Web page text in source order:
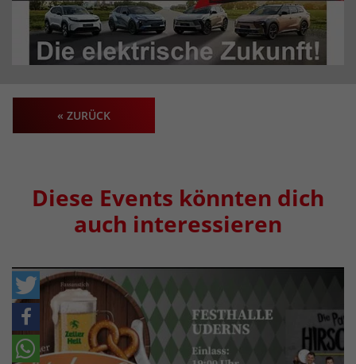
« ZURÜCK
Diese Events könnten dich
auch interessieren